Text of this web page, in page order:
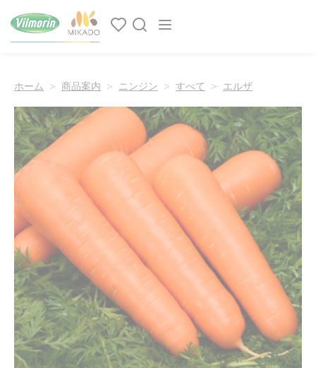
Main navigation
ホーム 商品案内 ニンジン すべて エルザ
クッキー利用の管理について